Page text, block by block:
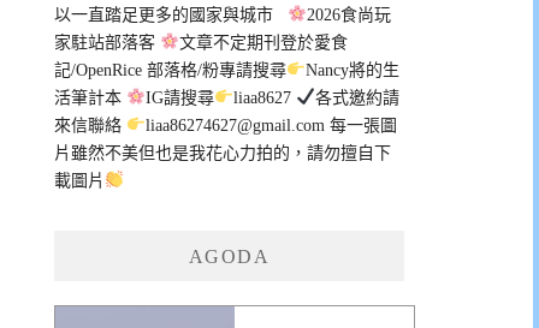
以一直踏足更多的國家與城市
2026食尚玩
家駐站部落客
文章不定期刊登於愛食
記/OpenRice 部落格/粉專請搜尋
Nancy將的生
活筆計本
IG請搜尋 liaa8627
各式邀約請
來信聯絡
liaa86274627@gmail.com 每一張圖
片雖然不美但也是我花心力拍的，請勿擅自下
載圖片
AGODA